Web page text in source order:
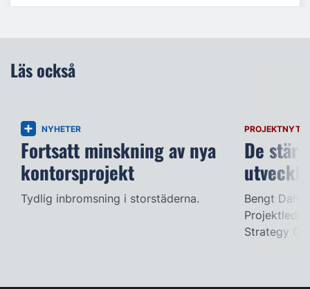
Läs också
NYHETER
Fortsatt minskning av nya
kontorsprojekt
Tydlig inbromsning i storstäderna.
PROJEKTNYTT
De
Bengt
Strategy